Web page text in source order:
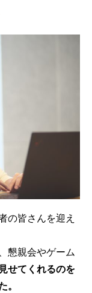
の皆さんを迎え
懇親会やゲーム
せてくれるのを
。